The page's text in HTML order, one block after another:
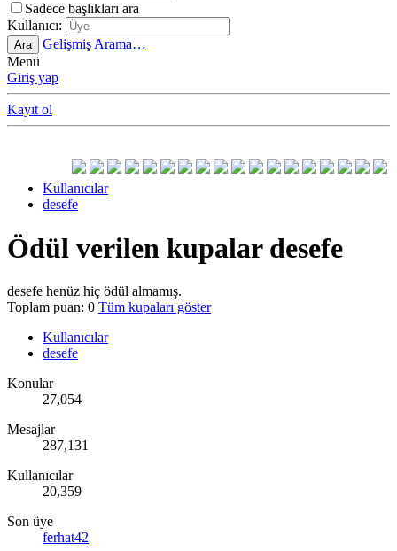
Sadece başlıkları ara
Kullanıcı:
Ara
Gelişmiş Arama…
Menü
Giriş yap
Kayıt ol
Kullanıcılar
desefe
Ödül verilen kupalar desefe
desefe henüz hiç ödül almamış.
Toplam puan: 0 Tüm kupaları göster
Kullanıcılar
desefe
Konular
27,054
Mesajlar
287,131
Kullanıcılar
20,359
Son üye
ferhat42